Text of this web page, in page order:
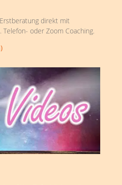
direkt mit
Telefon- oder Zoom Coaching.